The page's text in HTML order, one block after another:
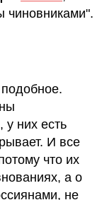
чиновниками".
них есть
И все
что их
а о
не